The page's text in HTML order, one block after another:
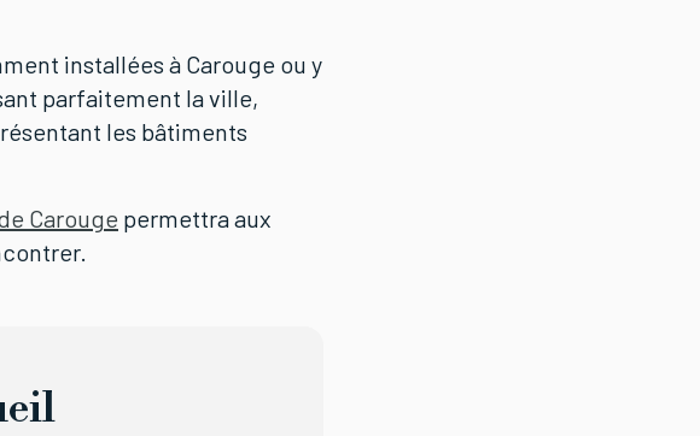
installées à Carouge ou y
parfaitement la ville,
les bâtiments
Carouge permettra aux